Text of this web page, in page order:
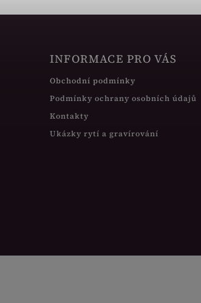
INFORMACE PRO VÁS
Obchodní podmínky
Podmínky ochrany osobních údajů
Kontakty
Ukázky rytí a gravírování